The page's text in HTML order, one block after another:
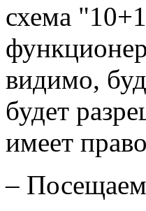
схема
видимо,
будет
имеет
–